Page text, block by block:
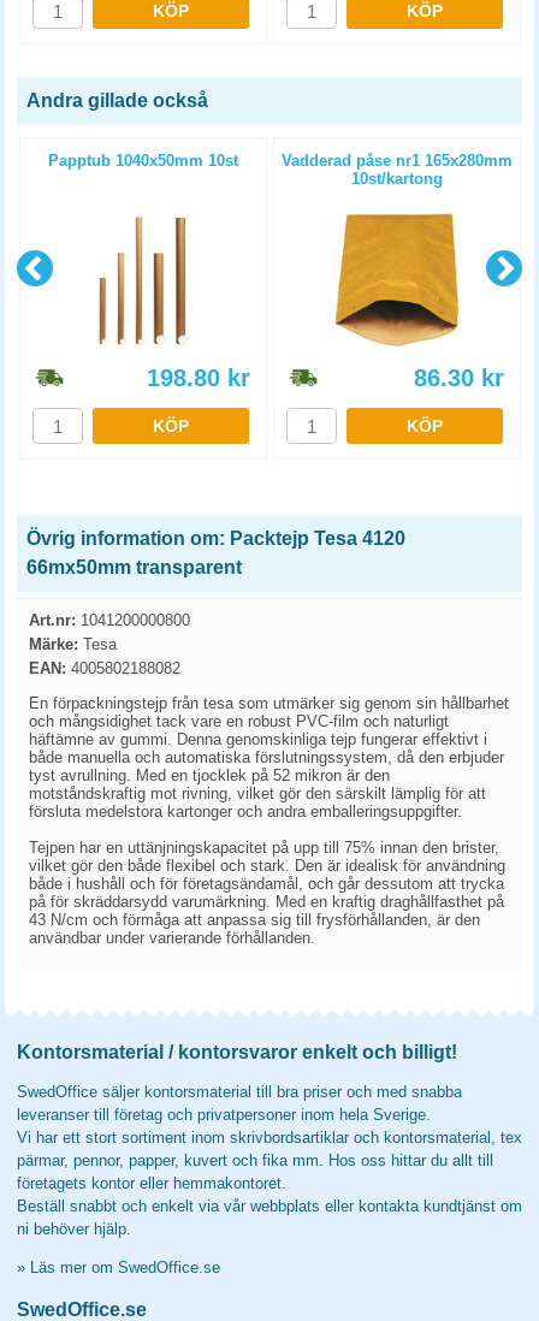
KÖP KÖP
Andra gillade också
Papptub 1040x50mm 10st
198.80 kr
KÖP
Vadderad påse nr1 165x280mm
10st/kartong
86.30 kr
KÖP
Övrig information om: Packtejp Tesa 4120
66mx50mm transparent
Art.nr: 1041200000800
Märke: Tesa
EAN: 4005802188082
En förpackningstejp från tesa som utmärker sig genom sin hållbarhet
och mångsidighet tack vare en robust PVC-film och naturligt
häftämne av gummi. Denna genomskinliga tejp fungerar effektivt i
både manuella och automatiska förslutningssystem, då den erbjuder
tyst avrullning. Med en tjocklek på 52 mikron är den
motståndskraftig mot rivning, vilket gör den särskilt lämplig för att
försluta medelstora kartonger och andra emballeringsuppgifter.
Tejpen har en uttänjningskapacitet på upp till 75% innan den brister,
vilket gör den både flexibel och stark. Den är idealisk för användning
både i hushåll och för företagsändamål, och går dessutom att trycka
på för skräddarsydd varumärkning. Med en kraftig draghållfasthet på
43 N/cm och förmåga att anpassa sig till frysförhållanden, är den
användbar under varierande förhållanden.
Kontorsmaterial / kontorsvaror enkelt och billigt!
SwedOffice säljer kontorsmaterial till bra priser och med snabba
leveranser till företag och privatpersoner inom hela Sverige.
Vi har ett stort sortiment inom skrivbordsartiklar och kontorsmaterial, tex
pärmar, pennor, papper, kuvert och fika mm. Hos oss hittar du allt till
företagets kontor eller hemmakontoret.
Beställ snabbt och enkelt via vår webbplats eller kontakta kundtjänst om
ni behöver hjälp.
» Läs mer om SwedOffice.se
SwedOffice.se